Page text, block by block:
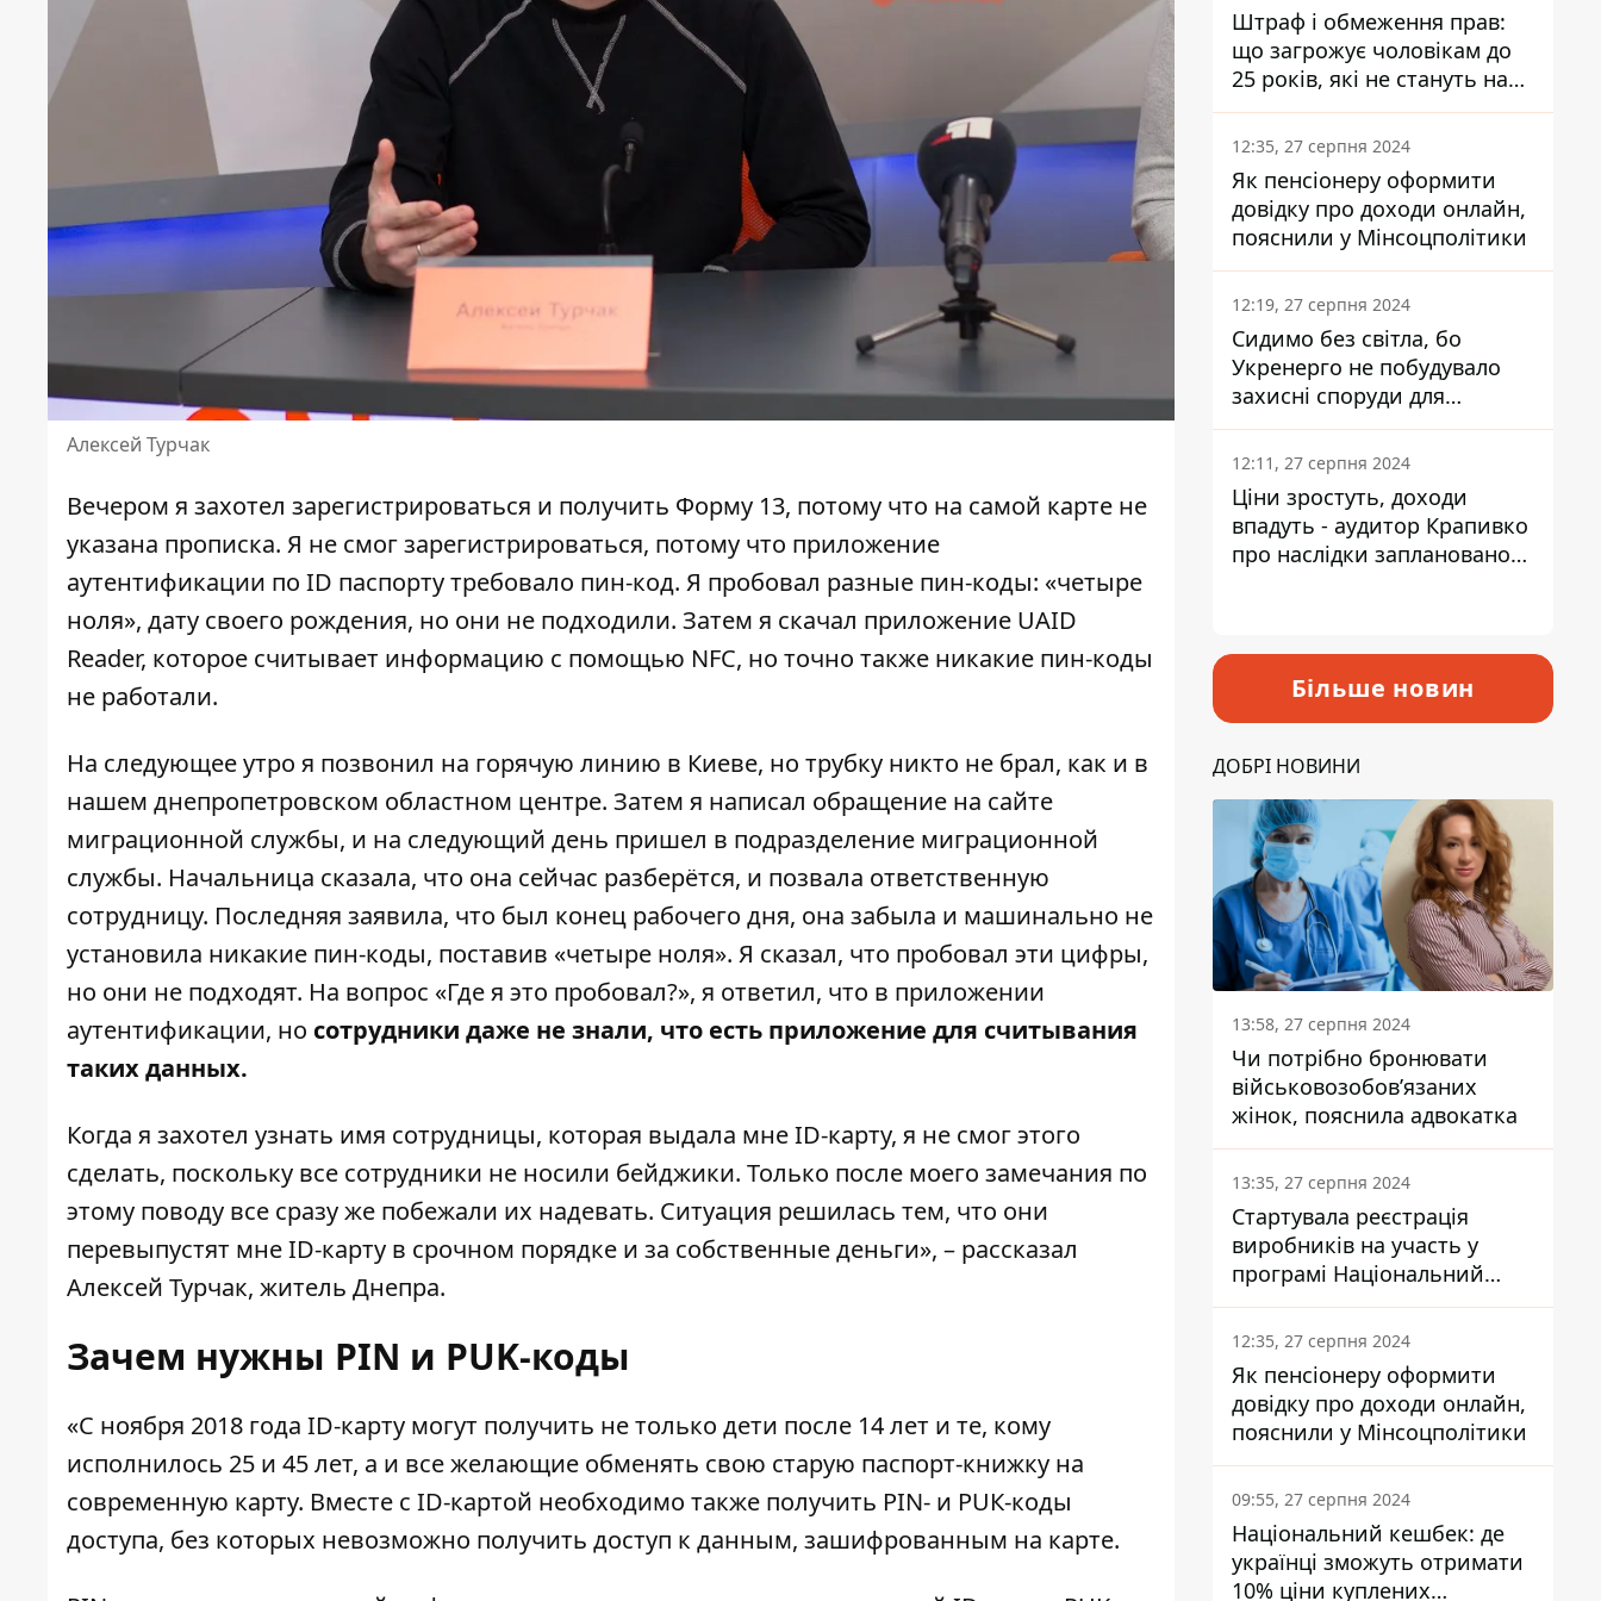
Алексей Турчак
Вечером я захотел зарегистрироваться и получить Форму 13, потому что на самой карте не
указана прописка. Я не смог зарегистрироваться, потому что приложение
аутентификации по ID паспорту требовало пин-код. Я пробовал разные пин-коды: «четыре
ноля», дату своего рождения, но они не подходили. Затем я скачал приложение UAID
Reader, которое считывает информацию с помощью NFC, но точно также никакие пин-коды
не работали.
На следующее утро я позвонил на горячую линию в Киеве, но трубку никто не брал, как и в
нашем днепропетровском областном центре. Затем я написал обращение на сайте
миграционной службы, и на следующий день пришел в подразделение миграционной
службы. Начальница сказала, что она сейчас разберётся, и позвала ответственную
сотрудницу. Последняя заявила, что был конец рабочего дня, она забыла и машинально не
установила никакие пин-коды, поставив «четыре ноля». Я сказал, что пробовал эти цифры,
но они не подходят. На вопрос «Где я это пробовал?», я ответил, что в приложении
аутентификации, но сотрудники даже не знали, что есть приложение для считывания
таких данных.
Когда я захотел узнать имя сотрудницы, которая выдала мне ID-карту, я не смог этого
сделать, поскольку все сотрудники не носили бейджики. Только после моего замечания по
этому поводу все сразу же побежали их надевать. Ситуация решилась тем, что они
перевыпустят мне ID-карту в срочном порядке и за собственные деньги», – рассказал
Алексей Турчак, житель Днепра.
Зачем нужны PIN и PUK-коды
«С ноября 2018 года ID-карту могут получить не только дети после 14 лет и те, кому
исполнилось 25 и 45 лет, а и все желающие обменять свою старую паспорт-книжку на
современную карту. Вместе с ID-картой необходимо также получить PIN- и PUК-коды
доступа, без которых невозможно получить доступ к данным, зашифрованным на карте.
Штраф і обмеження прав:
що загрожує чоловікам до
25 років, які не стануть на
військовий облік
12:35, 27 серпня 2024
Як пенсіонеру оформити
довідку про доходи онлайн,
пояснили у Мінсоцполітики
12:19, 27 серпня 2024
Сидимо без світла, бо
Укренерго не побудувало
захисні споруди для
енергетики - нардеп
Кучеренко
12:11, 27 серпня 2024
Ціни зростуть, доходи
впадуть - аудитор Крапивко
про наслідки запланованого
Більше новин
ДОБРІ НОВИНИ
13:58, 27 серпня 2024
Чи потрібно бронювати
військовозобов’язаних
жінок, пояснила адвокатка
13:35, 27 серпня 2024
Стартувала реєстрація
виробників на участь у
програмі Національний
кешбек: як це зробити
через портал Дія
12:35, 27 серпня 2024
Як пенсіонеру оформити
довідку про доходи онлайн,
пояснили у Мінсоцполітики
09:55, 27 серпня 2024
Національний кешбек: де
українці зможуть отримати
10% ціни куплених